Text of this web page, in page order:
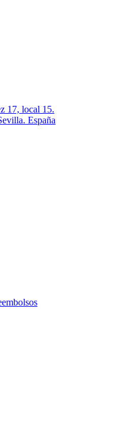
17, local 15.
España